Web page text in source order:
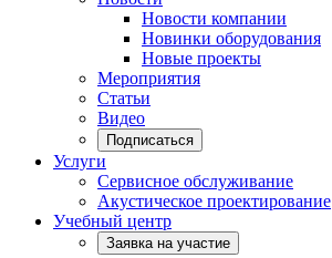
Новости компании
Новинки оборудования
Новые проекты
Мероприятия
Статьи
Видео
Подписаться
Услуги
Сервисное обслуживание
Акустическое проектирование
Учебный центр
Заявка на участие